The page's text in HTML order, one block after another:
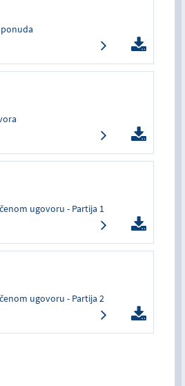
ugovoru - Partija 1
ugovoru - Partija 2